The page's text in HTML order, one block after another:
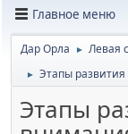
Главное меню
Дар Орла ► Левая
► Этапы
Этапы